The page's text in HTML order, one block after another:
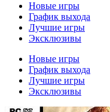
Новые игры
График выхода
Лучшие игры
Эксклюзивы
Новые игры
График выхода
Лучшие игры
Эксклюзивы